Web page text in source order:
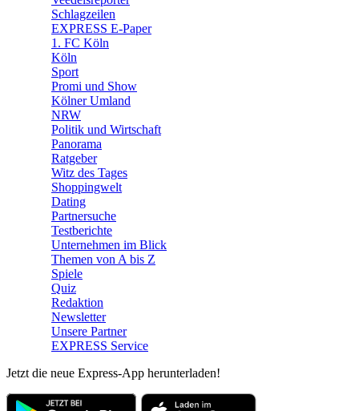
Schlagzeilen
EXPRESS E-Paper
1. FC Köln
Köln
Sport
Promi und Show
Kölner Umland
NRW
Politik und Wirtschaft
Panorama
Ratgeber
Witz des Tages
Shoppingwelt
Dating
Partnersuche
Testberichte
Unternehmen im Blick
Themen von A bis Z
Spiele
Quiz
Redaktion
Newsletter
Unsere Partner
EXPRESS Service
Jetzt die neue Express-App herunterladen!